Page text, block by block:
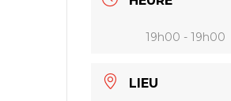
19h00 - 19h00
LIEU